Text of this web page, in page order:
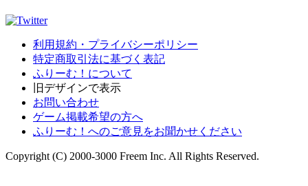
利用規約・プライバシーポリシー
特定商取引法に基づく表記
ふりーむ！について
旧デザインで表示
お問い合わせ
ゲーム掲載希望の方へ
ふりーむ！へのご意見をお聞かせください
Copyright (C) 2000-3000 Freem Inc. All Rights Reserved.